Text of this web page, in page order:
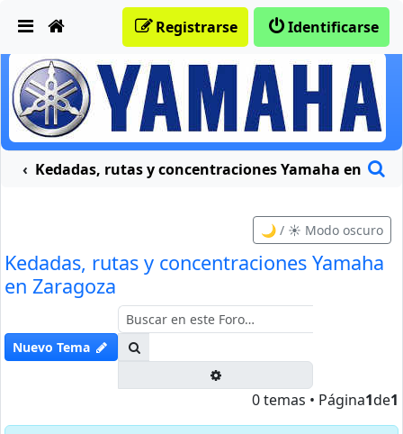
Identificarse
Registrarse
moteras
Kedadas, rutas y concentraciones Yamaha en
🌙 / ☀️ Modo oscuro
Kedadas, rutas y concentraciones Yamaha
en Zaragoza
Nuevo Tema
0 temas • Página1de1